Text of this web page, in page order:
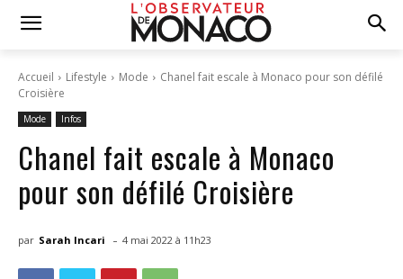
Accueil Lifestyle Mode
Chanel fait escale à Monaco pour son défilé
Croisière
Mode Infos
Chanel fait escale à Monaco
pour son défilé Croisière
par Sarah Incari - 4 mai 2022 à 11h23